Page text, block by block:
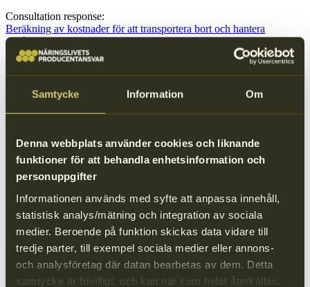
Samtycke Information Om
Denna webbplats använder cookies och liknande
funktioner för att behandla enhetsinformation och
personuppgifter
Informationen används med syfte att anpassa innehåll,
statistisk analys/mätning och integration av sociala
medier. Beroende på funktion skickas data vidare till
tredje parter, till exempel sociala medier eller annons-
och analysföretag där datan bearbetas av dem. Detta
samtycke är frivilligt, och kan när som helst återkallas.
Consultation response:
Beräkning av kostnader för att transportera bort och hantera
engångsplast som skräpar ned(Calculating costs for transporting och
handling single-use plastic litter)
2024-09-20
Naturvårdsverkets föreskrifter (The Swedish Environmental
Protection Agency’s consultation on regulations)
Consultation response:
Föreskrifter som fastställer produktavgiftens storlek
that determine the size of the product fee)
Consultation document:
Framställan från Naturvårdsverket
Swedish Environmental Protection Agency)